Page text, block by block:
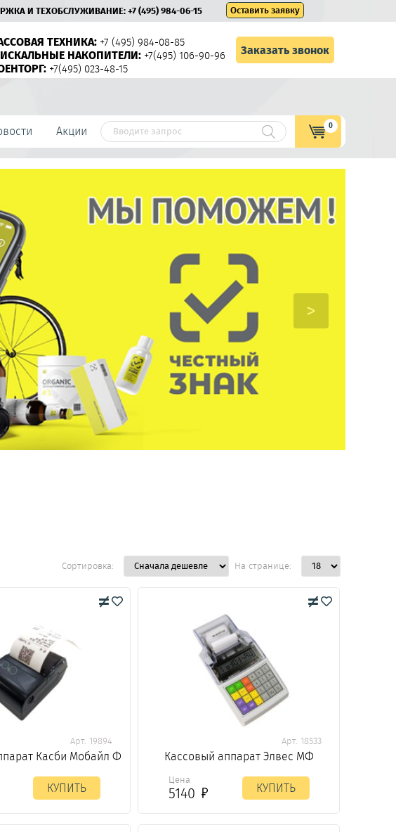
И ТЕХОБСЛУЖИВАНИЕ:+7 (495) 984-06-15 Оставить заявку
ТЕХНИКА: +7 (495) 984-08-85
НАКОПИТЕЛИ: +7(495) 106-90-96
+7(495) 023-48-15
Заказать звонок
Акции 0
>
Сортировка: На странице:
Арт. 19894
Касби Мобайл Ф
КУПИТЬ
Арт. 18533
Кассовый аппарат Элвес МФ
Цена
5140 КУПИТЬ